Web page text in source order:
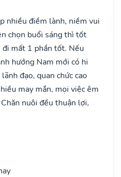
nhiều điềm lành, niềm vui
chọn buổi sáng thì tốt
mất 1 phần tốt. Nếu
hướng Nam mới có hi
đạo, quan chức cao
may mắn, mọi việc êm
nuôi đều thuận lợi,